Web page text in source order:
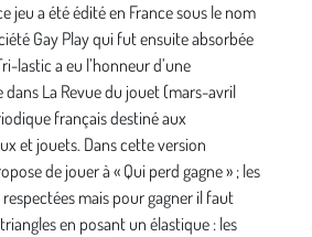
jeu a été édité en France sous le nom
Gay Play qui fut ensuite absorbée
lastic a eu l’honneur d’une
La Revue du jouet (mars-avril
français destiné aux
et jouets. Dans cette version
de jouer à « Qui perd gagne » ; les
mais pour gagner il faut
en posant un élastique : les